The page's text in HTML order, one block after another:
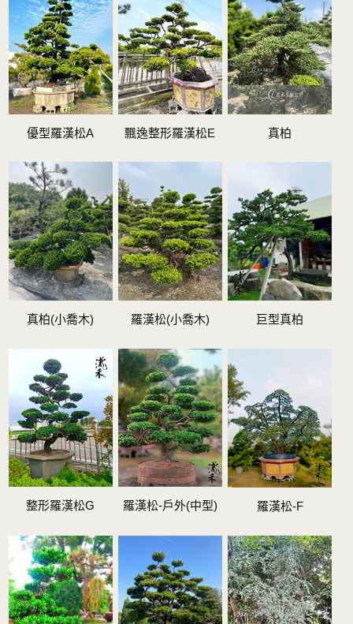
優型羅漢松A 飄逸整形羅漢松E 真柏
真柏(小喬木) 羅漢松(小喬木) 巨型真柏
整形羅漢松G 羅漢松-戶外(中型) 羅漢松-F